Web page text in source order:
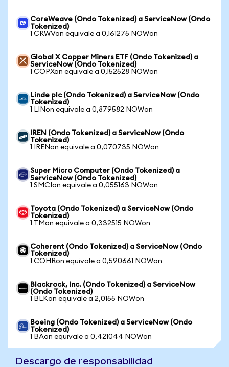
CoreWeave (Ondo Tokenized) a ServiceNow (Ondo
Tokenized)
1 CRWVon equivale a 0,161275 NOWon
Global X Copper Miners ETF (Ondo Tokenized) a
ServiceNow (Ondo Tokenized)
1 COPXon equivale a 0,152528 NOWon
Linde plc (Ondo Tokenized) a ServiceNow (Ondo
Tokenized)
1 LINon equivale a 0,879582 NOWon
IREN (Ondo Tokenized) a ServiceNow (Ondo
Tokenized)
1 IRENon equivale a 0,070735 NOWon
Super Micro Computer (Ondo Tokenized) a
ServiceNow (Ondo Tokenized)
1 SMCIon equivale a 0,055163 NOWon
Toyota (Ondo Tokenized) a ServiceNow (Ondo
Tokenized)
1 TMon equivale a 0,332515 NOWon
Coherent (Ondo Tokenized) a ServiceNow (Ondo
Tokenized)
1 COHRon equivale a 0,590661 NOWon
Blackrock, Inc. (Ondo Tokenized) a ServiceNow
(Ondo Tokenized)
1 BLKon equivale a 2,0155 NOWon
Boeing (Ondo Tokenized) a ServiceNow (Ondo
Tokenized)
1 BAon equivale a 0,421044 NOWon
Descargo de responsabilidad